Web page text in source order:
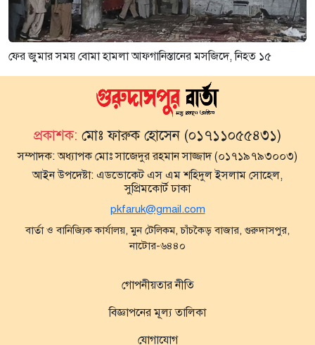
ফের জুমার সময় বোমা হামলা আফগানিস্তানের মসজিদে, নিহত ১৫
প্রকাশক: মোঃ ফারুক হোসেন (০১৭১১০৫৫৪৩১)
সম্পাদক:অধ্যাপক মোঃ সাজেদুর রহমান সাজ্জাদ (০১৭১৯৭৯৩০০৩)
আইন উপদেষ্টা: এডভোকেট এস এম শহিদুল ইসলাম সোহেল,
সুপ্রিমকোর্ট ঢাকা
pkfaruk@gmail.com
বার্তা ও বানিজ্যিক কার্যালয়, মুন টেলিকম, চাঁচকৈড় বাজার, গুরুদাসপুর,
নাটোর-৬৪৪০
গোপনীয়তার নীতি
বিজ্ঞাপনের মূল্য তালিকা
যোগাযোগ